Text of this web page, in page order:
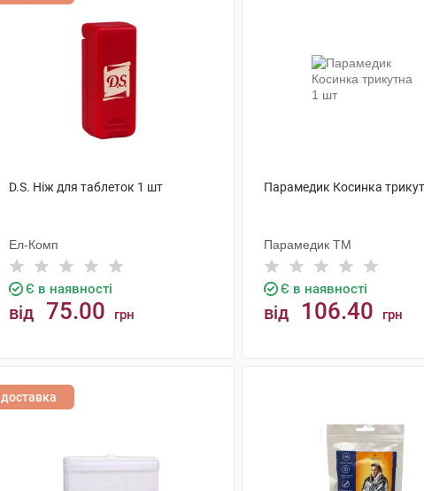
D.S. Ніж для таблеток 1 шт
Ел-Комп
Є в наявності
від 75.00 грн
Парамедик Косинка
Парамедик ТМ
Є в наявності
від 106.40 грн
доставка